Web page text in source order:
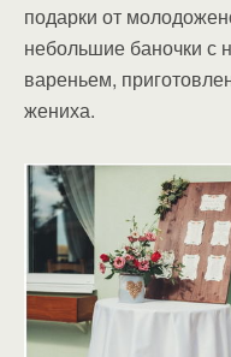
подарки от
небольшие баночки
вареньем,
жениха.